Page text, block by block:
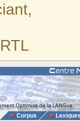
Corpus